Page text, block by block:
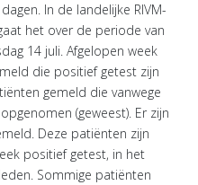
In de landelijke RIVM-
het over de periode van
14 juli. Afgelopen week
die positief getest zijn
gemeld die vanwege
(geweest). Er zijn
Deze patiënten zijn
positief getest, in het
Sommige patiënten